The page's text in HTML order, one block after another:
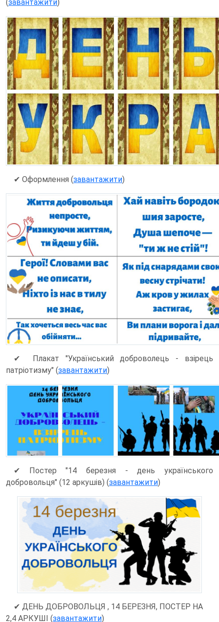
(завантажити)
✔ Оформлення (завантажити)
✔ Плакат "Український доброволець - взірець
патріотизму" (завантажити)
✔ Постер "14 березня - день українського
добровольця" (12 аркушів) (завантажити)
✔ ДЕНЬ ДОБРОВОЛЬЦЯ , 14 БЕРЕЗНЯ, ПОСТЕР НА
2,4 АРКУШІ (завантажити)